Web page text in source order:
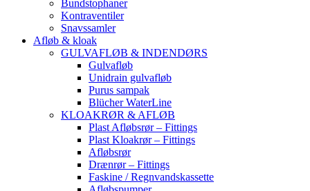
Bundstophaner
Kontraventiler
Snavssamler
Afløb & kloak
GULVAFLØB & INDENDØRS
Gulvafløb
Unidrain gulvafløb
Purus sampak
Blücher WaterLine
KLOAKRØR & AFLØB
Plast Afløbsrør – Fittings
Plast Kloakrør – Fittings
Afløbsrør
Drænrør – Fittings
Faskine / Regnvandskassette